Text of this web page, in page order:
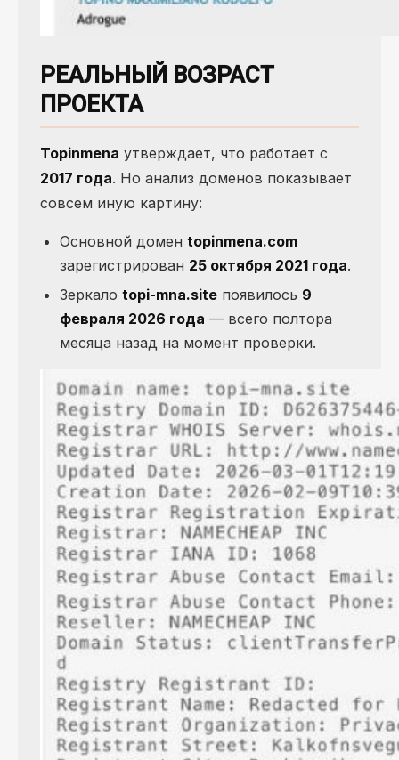
РЕАЛЬНЫЙ ВОЗРАСТ
ПРОЕКТА
Topinmena утверждает, что работает с
2017 года. Но анализ доменов показывает
совсем иную картину:
Основной домен topinmena.com
зарегистрирован 25 октября 2021 года.
Зеркало topi-mna.site появилось 9
февраля 2026 года — всего полтора
месяца назад на момент проверки.